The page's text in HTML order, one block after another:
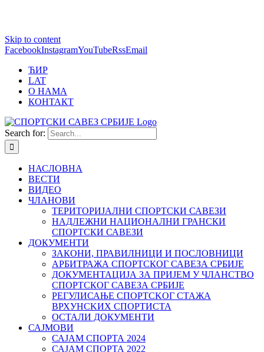
Skip to content
FacebookInstagramYouTubeRssEmail
ЋИР
LAT
О НАМА
КОНТАКТ
Search for:
НАСЛОВНА
ВЕСТИ
ВИДЕО
ЧЛАНОВИ
ТЕРИТОРИЈАЛНИ СПОРТСКИ САВЕЗИ
НАДЛЕЖНИ НАЦИОНАЛНИ ГРАНСКИ
СПОРТСКИ САВЕЗИ
ДОКУМЕНТИ
ЗАКОНИ, ПРАВИЛНИЦИ И ПОСЛОВНИЦИ
АРБИТРАЖА СПОРТСКОГ САВЕЗА СРБИЈЕ
ДОКУМЕНТАЦИЈА ЗА ПРИЈЕМ У ЧЛАНСТВО
СПОРТСКОГ САВЕЗА СРБИЈЕ
РЕГУЛИСАЊЕ СПОРТСKОГ СТАЖА
ВРХУНСKИХ СПОРТИСТА
ОСТАЛИ ДОКУМЕНТИ
САЈМОВИ
САЈАМ СПОРТА 2024
САЈАМ СПОРТА 2022